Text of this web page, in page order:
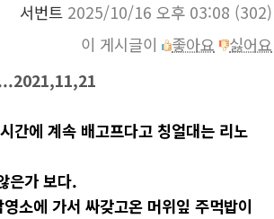
서번트 2025/10/16 오후 03:08 (302)
이 게시글이
좋아요
싫어요
간에 계속 배고프다고 칭얼대는 리노
은가 보다.
소에 가서 싸갖고온 머위잎 주먹밥이